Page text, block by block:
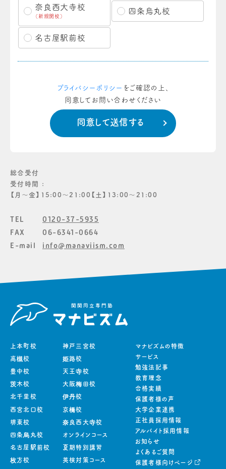
奈良西大寺校
（新規開校）
四条烏丸校
名古屋駅前校
プライバシーポリシー をご確認の上、
同意してお問い合わせください
総合受付
受付時間 :
【月〜金】15:00〜21:00【土】13:00〜21:00
TEL
0120-37-5935
FAX
06-6341-0664
E-mail
info@manaviism.com
上本町校
高槻校
豊中校
茨木校
北千里校
西宮北口校
堺東校
四条烏丸校
名古屋駅前校
枚方校
神戸三宮校
姫路校
天王寺校
大阪梅田校
伊丹校
京橋校
奈良西大寺校
オンラインコース
夏期特別講習
英検対策コース
マナビズムの特徴
サービス
勉強法記事
教育理念
合格実績
保護者様の声
大学企業連携
正社員採用情報
アルバイト採用情報
お知らせ
よくあるご質問
保護者様向けページ